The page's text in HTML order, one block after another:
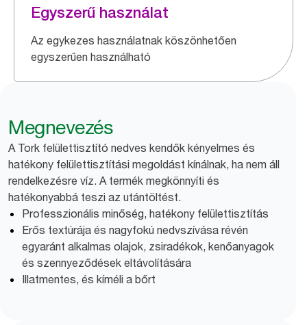
Egyszerű használat
Az egykezes használatnak köszönhetően
egyszerűen használható
Megnevezés
A Tork felülettisztító nedves kendők kényelmes és
hatékony felülettisztítási megoldást kínálnak, ha nem áll
rendelkezésre víz. A termék megkönnyíti és
hatékonyabbá teszi az utántöltést.
Professzionális minőség, hatékony felülettisztítás
Erős textúrája és nagyfokú nedvszívása révén
egyaránt alkalmas olajok, zsiradékok, kenőanyagok
és szennyeződések eltávolítására
Illatmentes, és kíméli a bőrt